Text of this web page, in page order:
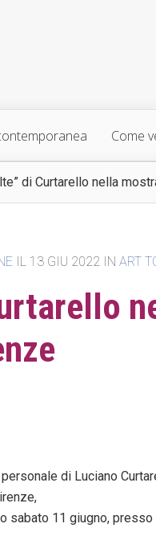
Come
di Curtarello nella
IL 13 GIU 2022 IN ART
di Luciano
sabato 11 giugno, presso